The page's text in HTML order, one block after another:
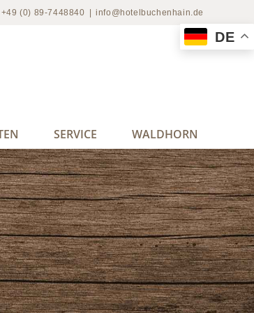
+49 (0) 89-7448840 info@hotelbuchenhain.de
SERVICE WALDHORN
DE